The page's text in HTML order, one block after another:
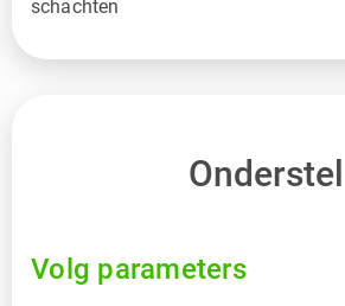
schachten
Onderstel
Volg parameters